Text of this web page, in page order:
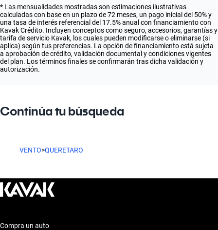
* Las mensualidades mostradas son estimaciones ilustrativas
calculadas con base en un plazo de 72 meses, un pago inicial del 50% y
una tasa de interés referencial del 17.5% anual con financiamiento con
Kavak Crédito. Incluyen conceptos como seguro, accesorios, garantías y
tarifa de servicio Kavak, los cuales pueden modificarse o eliminarse (si
aplica) según tus preferencias. La opción de financiamiento está sujeta
a aprobación de crédito, validación documental y condiciones vigentes
del plan. Los términos finales se confirmarán tras dicha validación y
autorización.
Continúa tu búsqueda
VENTO>QUERETARO
Compra un auto